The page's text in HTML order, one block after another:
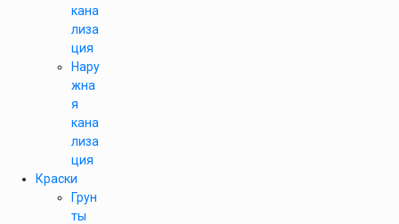
кана
лиза
ция
Нару
жна
я
кана
лиза
ция
Краски
Грун
ты